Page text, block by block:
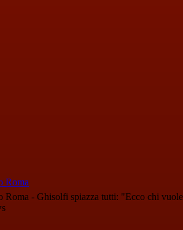
Roma
Roma - Ghisolfi spiazza tutti: "Ecco chi vuole